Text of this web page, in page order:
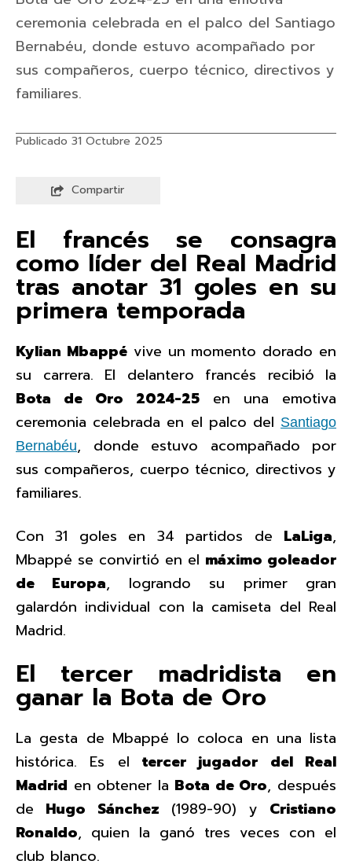
ceremonia celebrada en el palco del Santiago
Bernabéu, donde estuvo acompañado por
sus compañeros, cuerpo técnico, directivos y
familiares.
Publicado 31 Octubre 2025
Compartir
El francés se consagra
como líder del Real Madrid
tras anotar 31 goles en su
primera temporada
Kylian Mbappévive un momento dorado en
su carrera. El delantero francés recibió la
Bota de Oro 2024-25 en una emotiva
ceremonia celebrada en el palco del Santiago
Bernabéu, donde estuvo acompañado por
sus compañeros, cuerpo técnico, directivos y
familiares.
Con 31 goles en 34 partidos de LaLiga,
Mbappé se convirtió en el máximo goleador
de Europa, logrando su primer gran
galardón individual con la camiseta del Real
Madrid.
El tercer madridista en
ganar la Bota de Oro
La gesta de Mbappé lo coloca en una lista
histórica. Es el tercer jugador del Real
Madrid en obtener la Bota de Oro, después
de Hugo Sánchez (1989-90) y Cristiano
Ronaldo, quien la ganó tres veces con el
club blanco.